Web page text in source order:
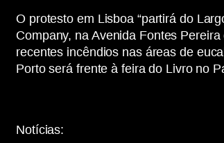
O protesto em Lisboa “partirá do
Company, na Avenida Fontes
recentes incêndios nas áreas de
Porto será frente à feira do Livro no
Notícias: